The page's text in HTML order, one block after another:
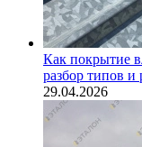
Как покрытие
разбор типов
29.04.2026